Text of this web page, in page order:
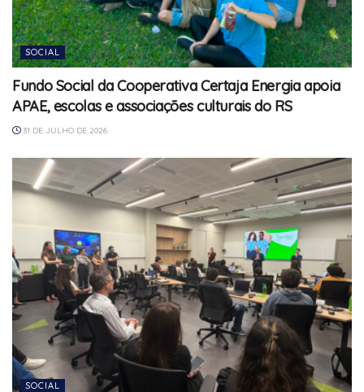
SOCIAL
Fundo Social da Cooperativa Certaja Energia apoia
APAE, escolas e associações culturais do RS
31 DE JULHO DE 2026
SOCIAL